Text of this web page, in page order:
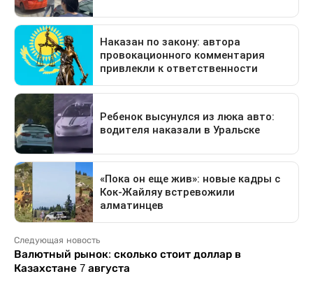
Следующая новость
Валютный рынок: сколько стоит доллар в
Казахстане 7 августа